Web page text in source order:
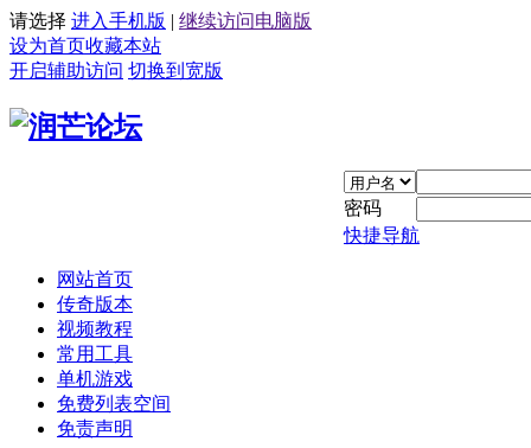
请选择 进入手机版 | 继续访问电脑版
设为首页收藏本站
开启辅助访问 切换到宽版
密码
快捷导航
网站首页
传奇版本
视频教程
常用工具
单机游戏
免费列表空间
免责声明